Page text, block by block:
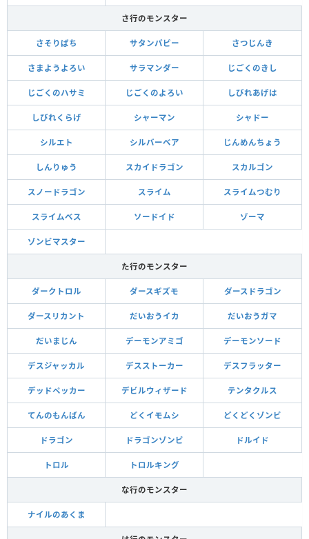
さ行のモンスター
さそりばち サタンパピー さつじんき
さまようよろい サラマンダー じごくのきし
じごくのハサミ じごくのよろい しびれあげは
しびれくらげ シャーマン シャドー
シルエト シルバーベア じんめんちょう
しんりゅう スカイドラゴン スカルゴン
スノードラゴン スライム スライムつむり
スライムベス ソードイド ゾーマ
ゾンビマスター
た行のモンスター
ダークトロル ダースギズモ ダースドラゴン
ダースリカント だいおうイカ だいおうガマ
だいまじん デーモンアミゴ デーモンソード
デスジャッカル デスストーカー デスフラッター
デッドペッカー デビルウィザード テンタクルス
てんのもんばん どくイモムシ どくどくゾンビ
ドラゴン ドラゴンゾンビ ドルイド
トロル トロルキング
な行のモンスター
ナイルのあくま